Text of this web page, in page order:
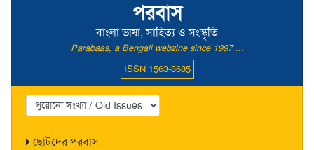
পরবাস
বাংলা ভাষা, সাহিত্য ও সংস্কৃতি
Parabaas, a Bengali webzine since 1997 ...
ISSN 1563-8685
ছোটদের পরবাস